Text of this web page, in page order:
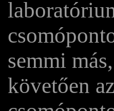
semmi
követően